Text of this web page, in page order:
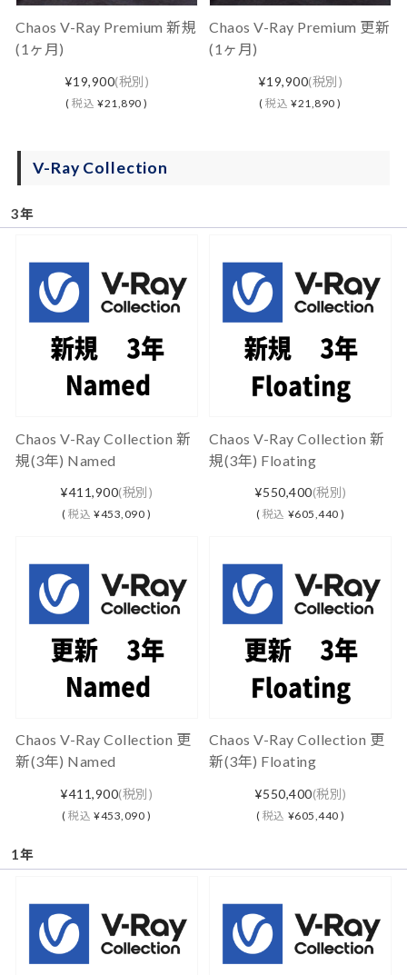
Chaos V-Ray Premium 新規
(1ヶ月)
¥19,900(税別)
(税込 ¥21,890 )
Chaos V-Ray Premium 更新
(1ヶ月)
¥19,900(税別)
(税込 ¥21,890 )
V-Ray Collection
3年
Chaos V-Ray Collection 新
規(3年) Named
¥411,900(税別)
(税込 ¥453,090 )
Chaos V-Ray Collection 新
規(3年) Floating
¥550,400(税別)
( 税込 ¥605,440 )
Chaos V-Ray Collection 更
新(3年) Named
¥411,900(税別)
(税込 ¥453,090 )
Chaos V-Ray Collection 更
新(3年) Floating
¥550,400(税別)
( 税込 ¥605,440 )
1年